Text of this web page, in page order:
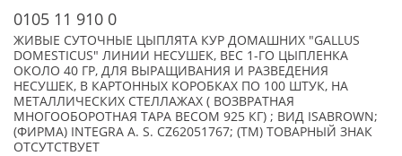
0105 11 910 0
ЖИВЫЕ СУТОЧНЫЕ ЦЫПЛЯТА КУР ДОМАШНИХ "GALLUS
DOMESTICUS" ЛИНИИ НЕСУШЕК, ВЕС 1-ГО ЦЫПЛЕНКА
ОКОЛО 40 ГР, ДЛЯ ВЫРАЩИВАНИЯ И РАЗВЕДЕНИЯ
НЕСУШЕК, В КАРТОННЫХ КОРОБКАХ ПО 100 ШТУК, НА
МЕТАЛЛИЧЕСКИХ СТЕЛЛАЖАХ ( ВОЗВРАТНАЯ
МНОГООБОРОТНАЯ ТАРА ВЕСОМ 925 КГ) ; ВИД ISABROWN;
(ФИРМА) INTEGRA A. S. CZ62051767; (TM) ТОВАРНЫЙ ЗНАК
ОТСУТСТВУЕТ